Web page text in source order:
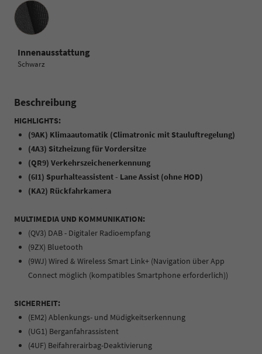
Innenausstattung
Innenausstattung
Schwarz
Beschreibung
HIGHLIGHTS:
(9AK) Klimaautomatik (Climatronic mit Stauluftregelung)
(4A3) Sitzheizung für Vordersitze
(QR9) Verkehrszeichenerkennung
(6I1) Spurhalteassistent - Lane Assist (ohne HOD)
(KA2) Rückfahrkamera
MULTIMEDIA UND KOMMUNIKATION:
(QV3) DAB - Digitaler Radioempfang
(9ZX) Bluetooth
(9WJ) Wired & Wireless Smart Link+ (Navigation über App
Connect möglich (kompatibles Smartphone erforderlich))
SICHERHEIT:
(EM2) Ablenkungs- und Müdigkeitserkennung
(UG1) Berganfahrassistent
(4UF) Beifahrerairbag-Deaktivierung